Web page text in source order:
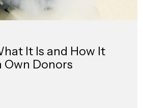
It Is and How It
Donors